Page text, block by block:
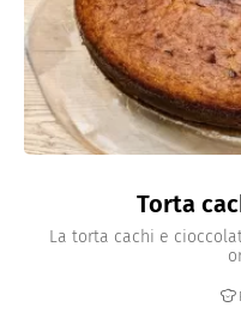
Torta
La torta cachi e